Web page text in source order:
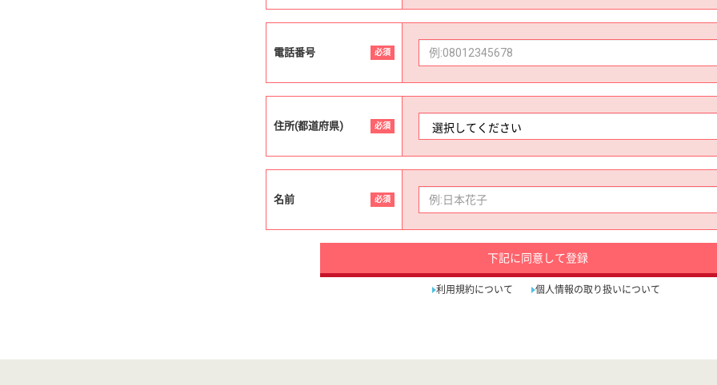
電話番号 必須
住所(都道府県) 必須
名前 必須
下記に同意して登録
利用規約について 個人情報の取り扱いについて